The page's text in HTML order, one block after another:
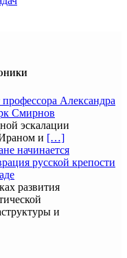
Александра
Смирнов
эскалации
и […]
начинается
русской крепости
развития
и